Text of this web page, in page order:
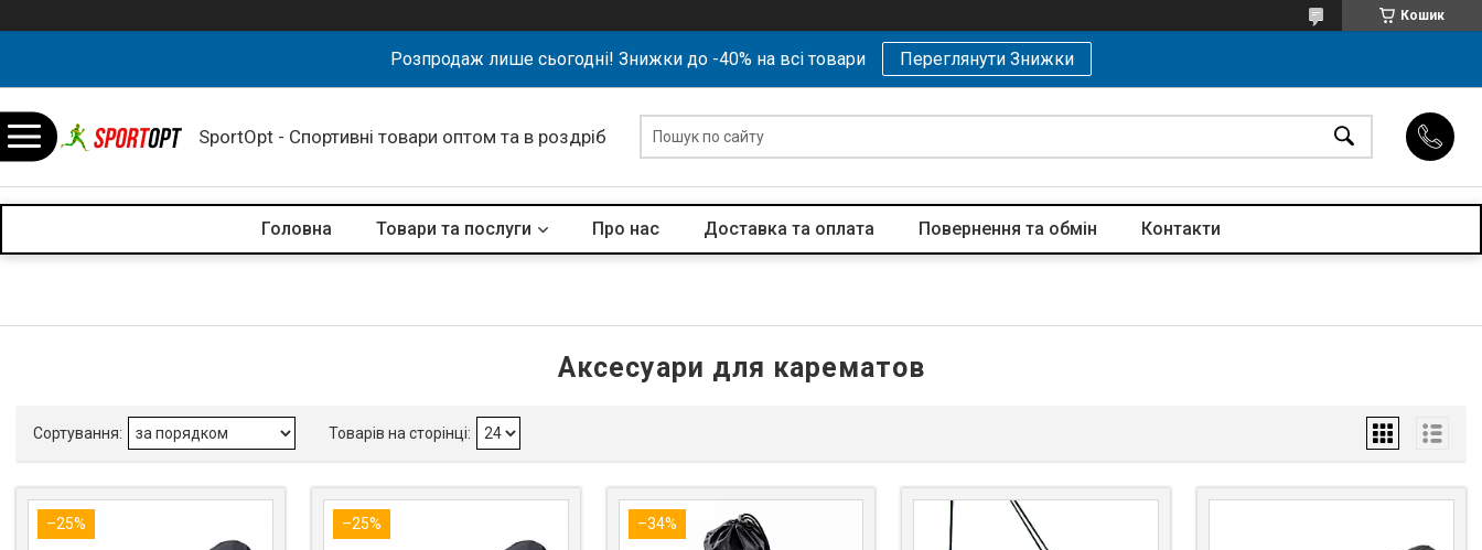
Кошик
Розпродаж лише сьогодні! Знижки до -40% на всі товари Переглянути Знижки
SportOpt - Спортивні товари оптом та в роздріб
Головна Товари та послуги Про нас Доставка та оплата Повернення та обмін Контакти
Аксесуари для карематов
–25% –25% –34%